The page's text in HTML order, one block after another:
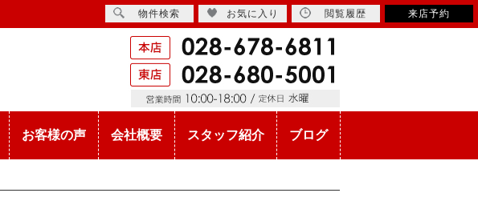
物件検索 お気に入り 閲覧履歴 来店予約
お客様の声 会社概要 スタッフ紹介 ブログ